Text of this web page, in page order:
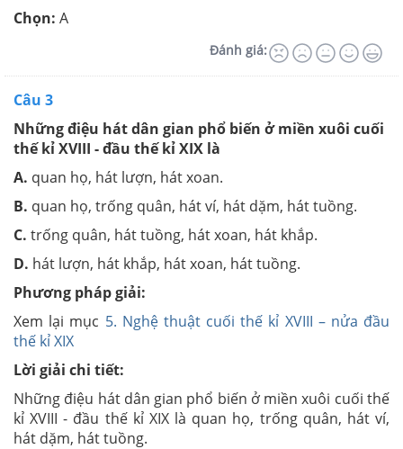
Chọn: A
Đánh giá:
Câu 3
Những điệu hát dân gian phổ biến ở miền xuôi cuối
thế kỉ XVIII - đầu thế kỉ XIX là
A. quan họ, hát lượn, hát xoan.
B. quan họ, trống quân, hát ví, hát dặm, hát tuồng.
C. trống quân, hát tuồng, hát xoan, hát khắp.
D. hát lượn, hát khắp, hát xoan, hát tuồng.
Phương pháp giải:
Xem lại mục 5. Nghệ thuật cuối thế kỉ XVIII – nửa đầu
thế kỉ XIX
Lời giải chi tiết:
Những điệu hát dân gian phổ biến ở miền xuôi cuối thế
kỉ XVIII - đầu thế kỉ XIX là quan họ, trống quân, hát ví,
hát dặm, hát tuồng.